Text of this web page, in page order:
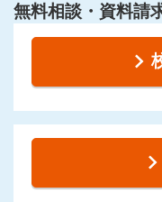
無料相談・資料請